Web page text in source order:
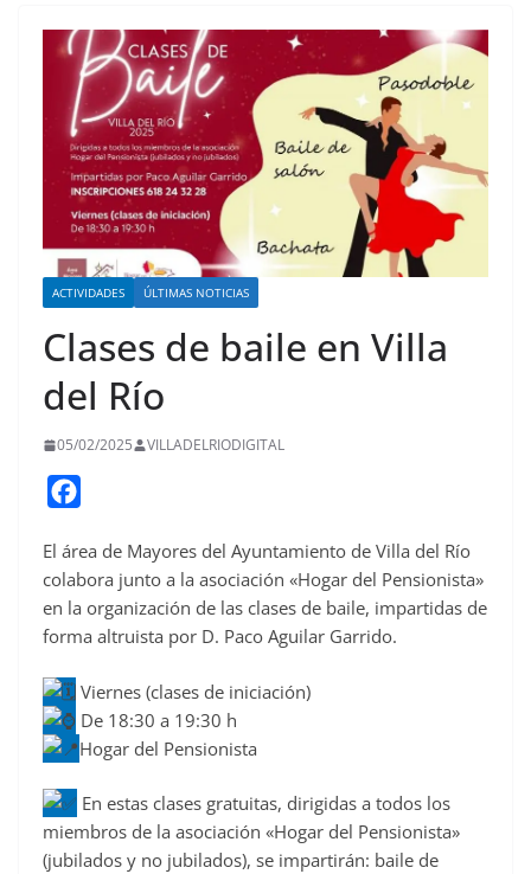
ACTIVIDADES ÚLTIMAS NOTICIAS
Clases de baile en Villa
del Río
05/02/2025 VILLADELRIODIGITAL
c
e
o
k
El área de Mayores del Ayuntamiento de Villa del Río
colabora junto a la asociación «Hogar del Pensionista»
en la organización de las clases de baile, impartidas de
forma altruista por D. Paco Aguilar Garrido.
Viernes (clases de iniciación)
De 18:30 a 19:30 h
Hogar del Pensionista
En estas clases gratuitas, dirigidas a todos los
miembros de la asociación «Hogar del Pensionista»
(jubilados y no jubilados), se impartirán: baile de